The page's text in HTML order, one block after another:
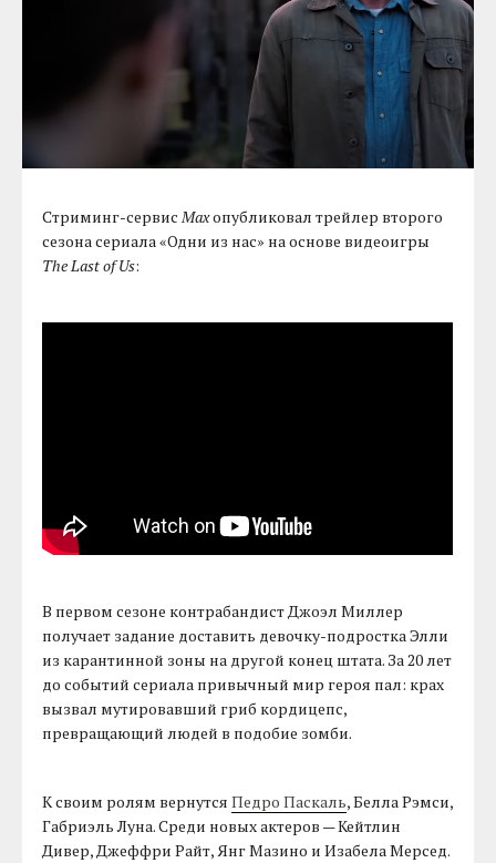
Стриминг-сервисMaxопубликовал трейлер второго
сезона сериала «Одни из нас» на основе видеоигры
The Last of Us:
В первом сезоне контрабандист Джоэл Миллер
получает задание доставить девочку-подростка Элли
из карантинной зоны на другой конец штата. За 20 лет
до событий сериала привычный мир героя пал: крах
вызвал мутировавший гриб кордицепс,
превращающий людей в подобие зомби.
К своим ролям вернутсяПедро Паскаль, Белла Рэмси,
Габриэль Луна. Среди новых актеров — Кейтлин
Дивер, Джеффри Райт, Янг Мазино и Изабела Мерсед.